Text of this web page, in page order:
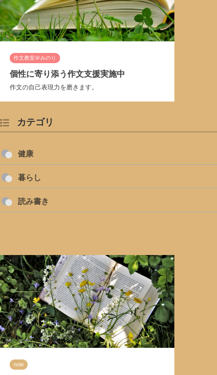
作文教室＠みのり
個性に寄り添う作文支援実施中
作文の自己表現力を磨きます。
カテゴリ
健康
暮らし
読み書き
note